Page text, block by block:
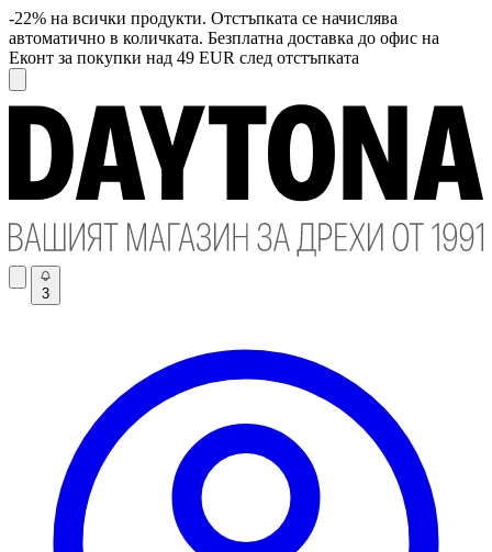
-22% на всички продукти. Отстъпката се начислява
автоматично в количката. Безплатна доставка до офис на
Еконт за покупки над 49 EUR след отстъпката
3